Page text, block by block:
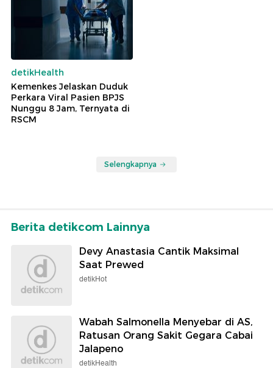
detikHealth
Kemenkes Jelaskan Duduk
Perkara Viral Pasien BPJS
Nunggu 8 Jam, Ternyata di
RSCM
Selengkapnya
Berita detikcom Lainnya
Devy Anastasia Cantik Maksimal
Saat Prewed
detikHot
Wabah Salmonella Menyebar di AS,
Ratusan Orang Sakit Gegara Cabai
Jalapeno
detikHealth